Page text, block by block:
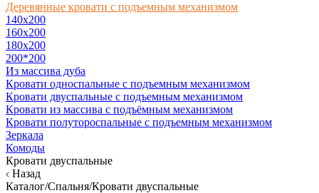
Деревянные кровати с подъемным механизмом
140x200
160х200
180х200
200*200
Из массива дуба
Кровати односпальные с подъемным механизмом
Кровати двуспальные с подъемным механизмом
Кровати из массива с подъёмным механизмом
Кровати полутороспальные с подъемным механизмом
Зеркала
Комоды
Кровати двуспальные
Назад
Каталог/Спальня/Кровати двуспальные